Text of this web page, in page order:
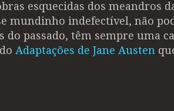
esquecidas dos meandros
mundinho indefectível, não
do passado, têm sempre uma
do Adaptações de Jane Austen